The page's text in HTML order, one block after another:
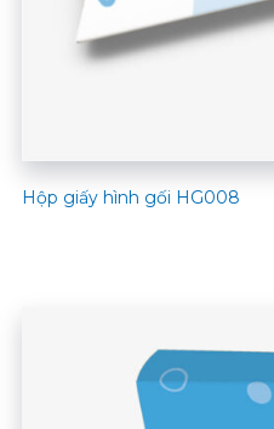
Hộp giấy hình gối HG008